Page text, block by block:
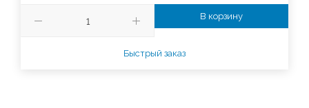
В корзину
Быстрый заказ